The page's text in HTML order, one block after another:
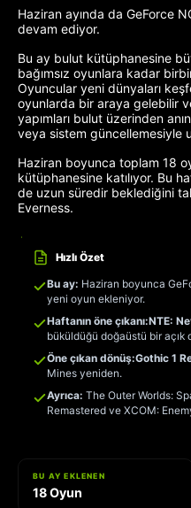
Haziran ayında da GeForce
devam ediyor.
Bu ay bulut kütüphanesine
bağımsız oyunlara kadar
Oyuncular yeni dünyaları
oyunlarda bir araya gelebilir
yapımları bulut üzerinden
veya sistem güncellemesiyle
Haziran boyunca toplam 18
kütüphanesine katılıyor. Bu
de uzun süredir beklediğini
Everness.
Hızlı Özet
Bu ay: Haziran boyunca
yeni oyun ekleniyor.
Haftanın öne çıkanı:NTE:
büküldüğü doğaüstü bir açık
Öne çıkan dönüş:Gothic 1
Mines yeniden.
Ayrıca: The Outer Worlds:
Remastered ve XCOM:
BU AY EKLENEN
18 Oyun